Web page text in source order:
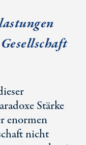
Stärke
enormen
nicht